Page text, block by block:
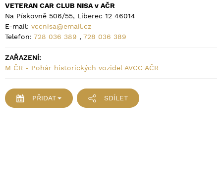
VETERAN CAR CLUB NISA v AČR
Na Pískovně 506/55, Liberec 12 46014
E-mail: vccnisa@email.cz
Telefon: 728 036 389 , 728 036 389
ZAŘAZENÍ:
M ČR - Pohár historických vozidel AVCC AČR
PŘIDAT SDÍLET